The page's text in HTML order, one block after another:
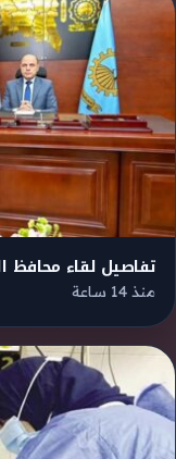
تفاصيل لقاء محافظ
منذ 14 ساعة